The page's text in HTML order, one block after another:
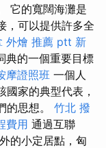
它的寬闊海灘是
，可以提供許多全
外燴 推薦 ptt 新
典的一個重要目標
摩證照班 一個人
家的典型代表，
的思想。 竹北 撥
費用 通過互聯
的小定居點，匈